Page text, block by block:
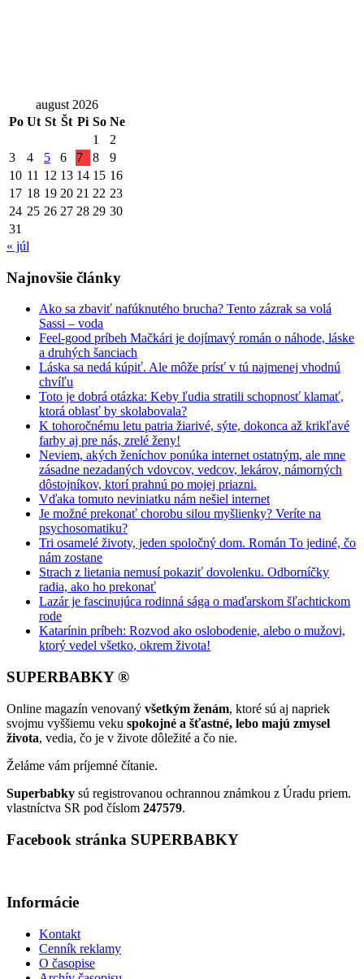
august 2026
Po Ut St Št Pi So Ne
1
2
3
4 5 6 7 8
9
10 11 12 13 14 15 16
17 18 19 20 21 22 23
24 25 26 27 28 29 30
31
« júl
Najnovšie články
Ako sa zbaviť nafúknutého brucha? Tento zázrak sa volá
Sassi – voda
Feel-good príbeh Mačkári je dojímavý román o náhode, láske
a druhých šanciach
Láska sa nedá kúpiť. Ale môže prísť v tú najmenej vhodnú
chvíľu
Toto je dobrá otázka: Keby ľudia stratili schopnosť klamať,
ktorá oblasť by skolabovala?
K tohoročnému letu patria žiarivé, sýte, dokonca až krikľavé
farby aj pre nás, zrelé ženy!
Neviem, akých ženíchov ponúka internet ostatným, ale mne
zásadne nezadaných vdovcov, vedcov, lekárov, námorných
dôstojníkov, ktorí prahnú po mojej priazni.
Vďaka tomuto neviniatku nám nešiel internet
Je možné prekonať chorobu silou myšlienky? Veríte na
psychosomatiku?
Tri osamelé životy, jeden spoločný dom. Román To jediné, čo
nám zostane
Strach z lietania nemusí pokaziť dovolenku. Odborníčky
radia, ako ho prekonať
Lazár je fascinujúca rodinná sága o maďarskom šľachtickom
rode
Katarínin príbeh: Rozvod ako oslobodenie, alebo o mužovi,
ktorý vedel všetko, okrem života!
SUPERBABKY ®
Online magazín venovaný všetkým ženám, ktoré sú aj napriek
svojmu vyššiemu veku spokojné a šťastné, lebo majú zmysel
života, vedia, čo je v živote dôležité a čo nie.
Želáme vám príjemné čítanie.
Superbabky sú registrovanou ochrannou známkou z Úradu priem.
vlastníctva SR pod číslom 247579.
Facebook stránka SUPERBABKY
Informácie
Kontakt
Cenník reklamy
O časopise